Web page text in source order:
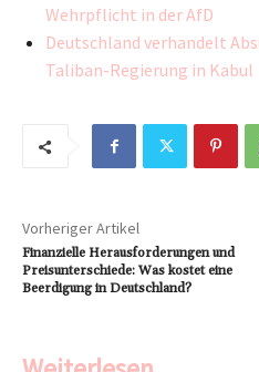
Wehrpflicht in der AfD
Deutschland verhandelt
Taliban-Regierung in Kabul
Vorheriger Artikel
Finanzielle Herausforderungen und
Preisunterschiede: Was kostet eine
Beerdigung in Deutschland?